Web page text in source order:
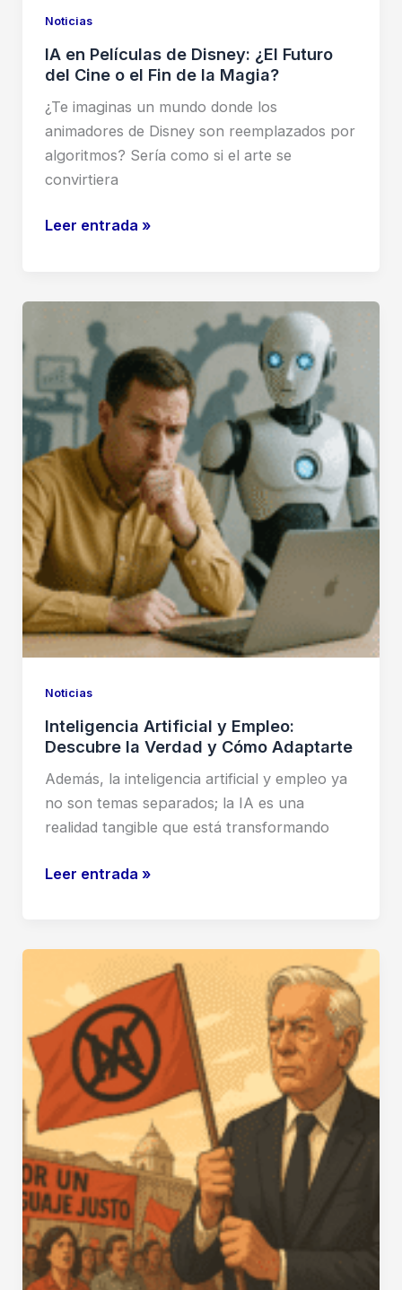
Noticias
IA en Películas de Disney: ¿El Futuro
del Cine o el Fin de la Magia?
¿Te imaginas un mundo donde los
animadores de Disney son reemplazados por
algoritmos? Sería como si el arte se
convirtiera
IA
de
Disney:
Futuro
del
Cine
el
Fin
de
la
Magia?
Leer entrada »
Noticias
Inteligencia Artificial y Empleo:
Descubre la Verdad y Cómo Adaptarte
Además, la inteligencia artificial y empleo ya
no son temas separados; la IA es una
realidad tangible que está transformando
Inteligencia
Empleo:
Verdad
Cómo
Adaptarte
Leer entrada »